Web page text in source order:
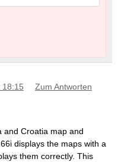
18:15
Zum Antworten
and Croatia map and
displays the maps with a
them correctly. This